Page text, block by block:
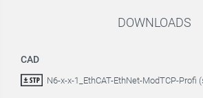
DOWNLOADS
CAD
N6-x-x-1_EthCAT-EthNet-ModTCP-Profi